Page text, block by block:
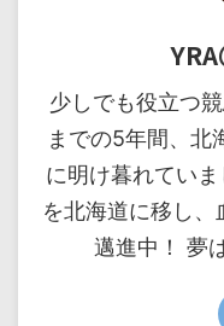
少しでも役立つ
までの5年間、北
に明け暮れてい
を北海道に移し
邁進中！ 夢